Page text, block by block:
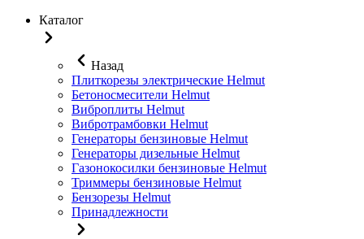
Каталог
Назад
Плиткорезы электрические Helmut
Бетоносмесители Helmut
Виброплиты Helmut
Вибротрамбовки Helmut
Генераторы бензиновые Helmut
Генераторы дизельные Helmut
Газонокосилки бензиновые Helmut
Триммеры бензиновые Helmut
Бензорезы Helmut
Принадлежности